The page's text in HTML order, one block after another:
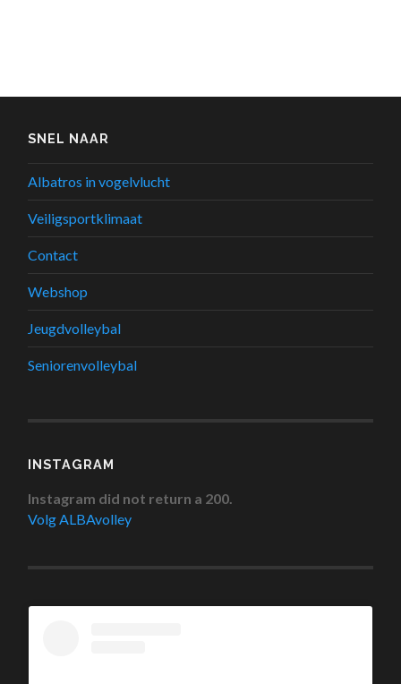
SNEL NAAR
Albatros in vogelvlucht
Veiligsportklimaat
Contact
Webshop
Jeugdvolleybal
Seniorenvolleybal
INSTAGRAM
Instagram did not return a 200.
Volg ALBAvolley